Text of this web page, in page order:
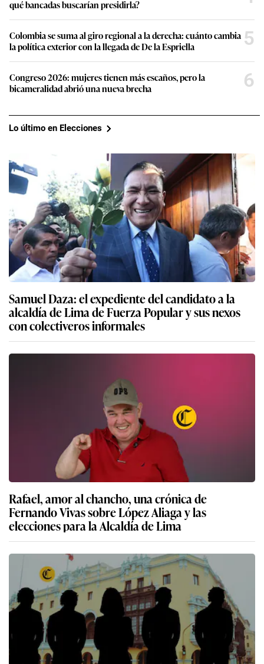
qué bancadas buscarían presidirla?
Colombia se suma al giro regional a la derecha: cuánto cambia
la política exterior con la llegada de De la Espriella
5
Congreso 2026: mujeres tienen más escaños, pero la
bicameralidad abrió una nueva brecha
6
Lo último en Elecciones
Samuel Daza: el expediente del candidato a la
alcaldía de Lima de Fuerza Popular y sus nexos
con colectiveros informales
Rafael, amor al chancho, una crónica de
Fernando Vivas sobre López Aliaga y las
elecciones para la Alcaldía de Lima